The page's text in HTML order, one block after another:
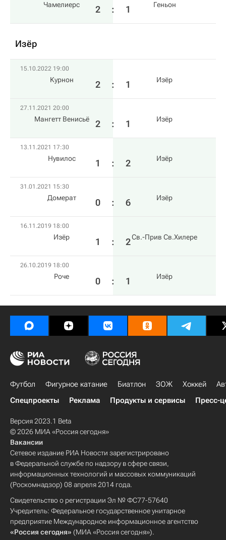
Чамелиерс 2 : 1 Геньон
Изёр
15.10.2022 19:00
Kурнон 2 : 1 Изёр
27.11.2021 20:00
Мангетт Венисьё 2 : 1 Изёр
13.11.2021 17:30
Нувилос 1 : 2 Изёр
31.01.2021 15:30
Домерат 0 : 6 Изёр
16.11.2019 18:00
Изёр 1 : 2Св.-Прив Св.Хилере
26.10.2019 18:00
Роче 0 : 1 Изёр
Футбол Фигурное катание Биатлон ЗОЖ Хоккей
Спецпроекты
Реклама Продукты и сервисы Пресс-
Версия 2023.1 Beta
© 2026 МИА «Россия сегодня»
Вакансии
Сетевое издание РИА Новости зарегистрировано
в Федеральной службе по надзору в сфере связи,
информационных технологий и массовых коммуникаций
(Роскомнадзор) 08 апреля 2014 года.
Свидетельство о регистрации Эл № ФС77-57640
Учредитель: Федеральное государственное унитарное
предприятие Международное информационное агентство
«Россия сегодня» (МИА «Россия сегодня»).